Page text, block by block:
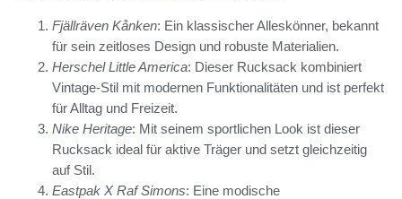
Fjällräven Kånken: Ein klassischer Alleskönner, bekannt
für sein zeitloses Design und robuste Materialien.
Herschel Little America: Dieser Rucksack kombiniert
Vintage-Stil mit modernen Funktionalitäten und ist perfekt
für Alltag und Freizeit.
Nike Heritage: Mit seinem sportlichen Look ist dieser
Rucksack ideal für aktive Träger und setzt gleichzeitig
auf Stil.
Eastpak X Raf Simons: Eine modische